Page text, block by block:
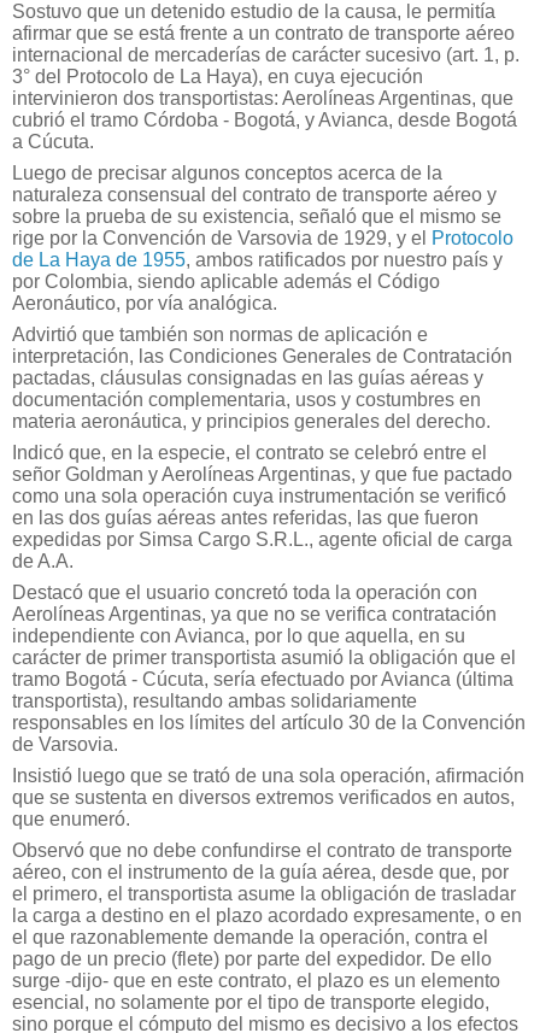
Sostuvo que un detenido estudio de la causa, le permitía
afirmar que se está frente a un contrato de transporte aéreo
internacional de mercaderías de carácter sucesivo (art. 1, p.
3° del Protocolo de La Haya), en cuya ejecución
intervinieron dos transportistas: Aerolíneas Argentinas, que
cubrió el tramo Córdoba - Bogotá, y Avianca, desde Bogotá
a Cúcuta.
Luego de precisar algunos conceptos acerca de la
naturaleza consensual del contrato de transporte aéreo y
sobre la prueba de su existencia, señaló que el mismo se
rige por la Convención de Varsovia de 1929, y el Protocolo
de La Haya de 1955, ambos ratificados por nuestro país y
por Colombia, siendo aplicable además el Código
Aeronáutico, por vía analógica.
Advirtió que también son normas de aplicación e
interpretación, las Condiciones Generales de Contratación
pactadas, cláusulas consignadas en las guías aéreas y
documentación complementaria, usos y costumbres en
materia aeronáutica, y principios generales del derecho.
Indicó que, en la especie, el contrato se celebró entre el
señor Goldman y Aerolíneas Argentinas, y que fue pactado
como una sola operación cuya instrumentación se verificó
en las dos guías aéreas antes referidas, las que fueron
expedidas por Simsa Cargo S.R.L., agente oficial de carga
de A.A.
Destacó que el usuario concretó toda la operación con
Aerolíneas Argentinas, ya que no se verifica contratación
independiente con Avianca, por lo que aquella, en su
carácter de primer transportista asumió la obligación que el
tramo Bogotá - Cúcuta, sería efectuado por Avianca (última
transportista), resultando ambas solidariamente
responsables en los límites del artículo 30 de la Convención
de Varsovia.
Insistió luego que se trató de una sola operación, afirmación
que se sustenta en diversos extremos verificados en autos,
que enumeró.
Observó que no debe confundirse el contrato de transporte
aéreo, con el instrumento de la guía aérea, desde que, por
el primero, el transportista asume la obligación de trasladar
la carga a destino en el plazo acordado expresamente, o en
el que razonablemente demande la operación, contra el
pago de un precio (flete) por parte del expedidor. De ello
surge -dijo- que en este contrato, el plazo es un elemento
esencial, no solamente por el tipo de transporte elegido,
sino porque el cómputo del mismo es decisivo a los efectos